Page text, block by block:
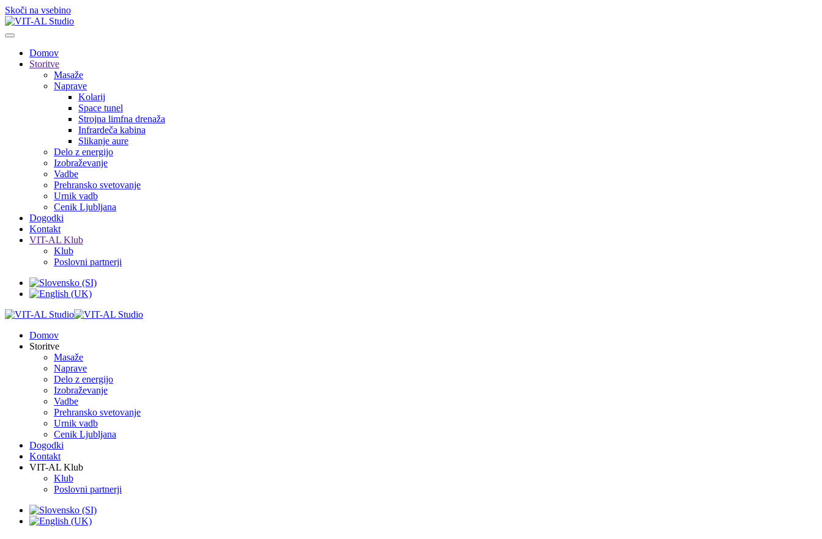
Skoči na vsebino
Domov
Storitve
Masaže
Naprave
Kolarij
Space tunel
Strojna limfna drenaža
Infrardeča kabina
Slikanje aure
Delo z energijo
Izobraževanje
Vadbe
Prehransko svetovanje
Urnik vadb
Cenik Ljubljana
Dogodki
Kontakt
VIT-AL Klub
Klub
Poslovni partnerji
Domov
Storitve
Masaže
Naprave
Delo z energijo
Izobraževanje
Vadbe
Prehransko svetovanje
Urnik vadb
Cenik Ljubljana
Dogodki
Kontakt
VIT-AL Klub
Klub
Poslovni partnerji